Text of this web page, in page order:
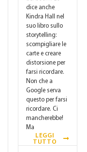
dice anche
Kindra Hall nel
suo libro sullo
storytelling:
scompigliare le
carte e creare
distorsione per
farsi ricordare.
Non che a
Google serva
questo per farsi
ricordare. Ci
mancherebbe!
Ma
LEGGI
TUTTO